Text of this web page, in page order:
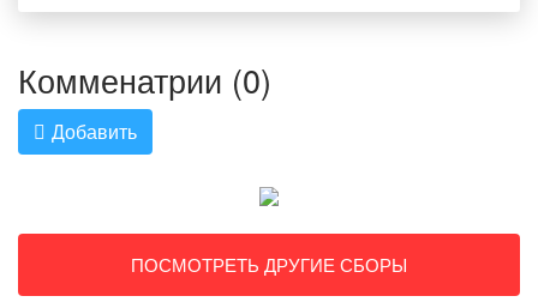
Комменатрии (0)
Добавить
ПОСМОТРЕТЬ ДРУГИЕ СБОРЫ